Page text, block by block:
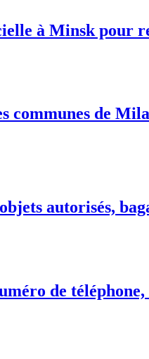
à Minsk pour
communes de
autorisés,
de